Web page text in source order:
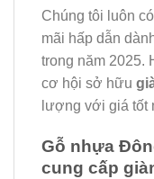
Chúng tôi luôn
mãi hấp dẫn
trong năm 2025.
cơ hội sở hữu
lượng với giá tốt
Gỗ nhựa
cung cấp